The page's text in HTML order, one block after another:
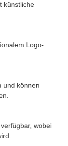
künstliche
Logo-
und können
wobei